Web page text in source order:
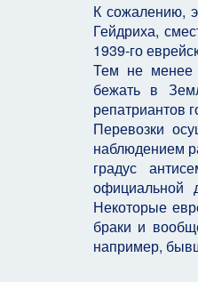
К сожалению,
Гейдриха,
1939-го
Тем не менее
бежать в
репатриантов
Перевозки
наблюдением
градус
официальной
Некоторые
браки и
например,